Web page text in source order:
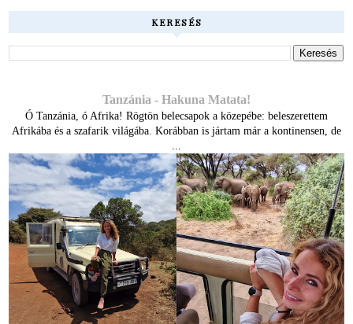
KERESÉS
Tanzánia - Hakuna Matata!
Ó Tanzánia, ó Afrika! Rögtön belecsapok a közepébe: beleszerettem
Afrikába és a szafarik világába. Korábban is jártam már a kontinensen, de